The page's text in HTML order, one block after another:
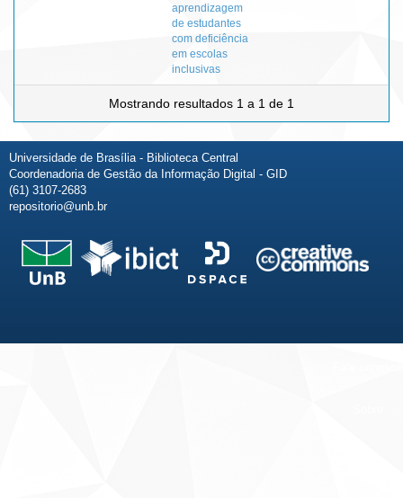
aprendizagem
de estudantes
com deficiência
em escolas
inclusivas
Mostrando resultados 1 a 1 de 1
Universidade de Brasília - Biblioteca Central
Coordenadoria de Gestão da Informação Digital - GID
(61) 3107-2683
repositorio@unb.br